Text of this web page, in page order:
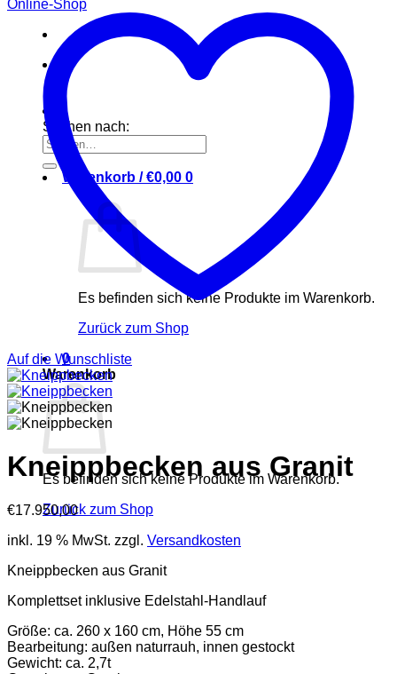
Suchen nach:
Warenkorb /€0,00 0
Es befinden sich keine Produkte im Warenkorb.
Zurück zum Shop
0
Warenkorb
Es befinden sich keine Produkte im Warenkorb.
Zurück zum Shop
Auf die Wunschliste
Kneippbecken aus Granit
€17.950,00
inkl. 19 % MwSt. zzgl. Versandkosten
Kneippbecken aus Granit
Komplettset inklusive Edelstahl-Handlauf
Größe: ca. 260 x 160 cm, Höhe 55 cm
Bearbeitung: außen naturrauh, innen gestockt
Gewicht: ca. 2,7t